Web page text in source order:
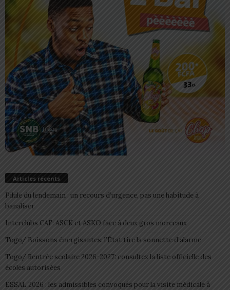
Articles récents
Pilule du lendemain : un recours d’urgence, pas une habitude à
banaliser
Interclubs CAF: ASCK et ASKO face à deux gros morceaux
Togo/ Boissons énergisantes: l’État tire la sonnette d’alarme
Togo/ Rentrée scolaire 2026-2027: consultez la liste officielle des
écoles autorisées
ESSAL 2026 : les admissibles convoqués pour la visite médicale à